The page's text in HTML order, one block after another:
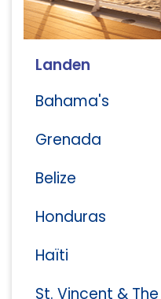
Landen
Bahama's
Grenada
Belize
Honduras
Haïti
St. Vincent &